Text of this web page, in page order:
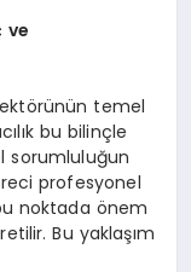
ve
temel
bu bilinçle
sorumluluğun
profesyonel
noktada önem
Bu yaklaşım